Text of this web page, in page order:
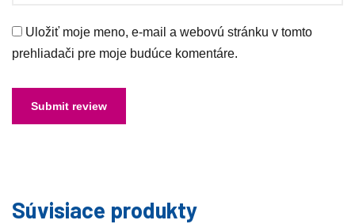
Uložiť moje meno, e-mail a webovú stránku v tomto
prehliadači pre moje budúce komentáre.
Súvisiace produkty